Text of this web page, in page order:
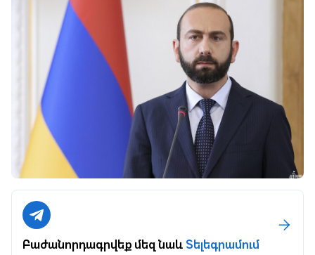
Բաժանորդագրվեք մեզ նաևՏելեգրամում